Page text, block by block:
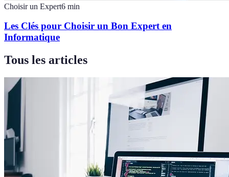
Choisir un Expert6 min
Les Clés pour Choisir un Bon Expert en
Informatique
Tous les articles